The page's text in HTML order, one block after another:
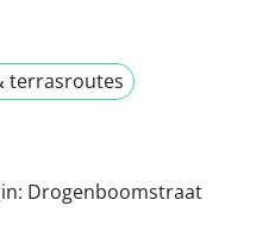
terrasroutes
Drogenboomstraat